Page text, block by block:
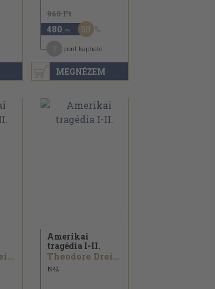
MEGNÉZEM
960 Ft
480 ,-Ft 50
pont kapható
Theodore Dreiser
Amerikai
tragédia I-II.
Theodore Dreiser
1942